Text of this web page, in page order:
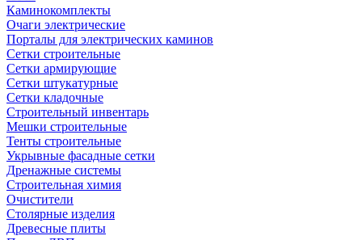
Каминокомплекты
Очаги электрические
Порталы для электрических каминов
Сетки строительные
Сетки армирующие
Сетки штукатурные
Сетки кладочные
Строительный инвентарь
Мешки строительные
Тенты строительные
Укрывные фасадные сетки
Дренажные системы
Строительная химия
Очистители
Столярные изделия
Древесные плиты